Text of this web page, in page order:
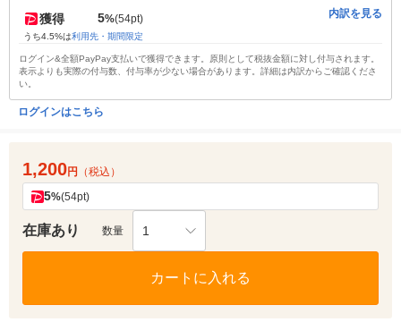
獲得 5%(54pt)
うち4.5%は利用先・期間限定
内訳を見る
ログイン&全額PayPay支払いで獲得できます。原則として税抜金額に対し付与されます。
表示よりも実際の付与数、付与率が少ない場合があります。詳細は内訳からご確認くださ
い。
ログインはこちら
1,200円 （税込）
5%(54pt)
在庫あり 数量 1
カートに入れる